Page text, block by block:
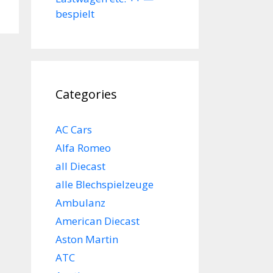
bespielt
Categories
AC Cars
Alfa Romeo
all Diecast
alle Blechspielzeuge
Ambulanz
American Diecast
Aston Martin
ATC